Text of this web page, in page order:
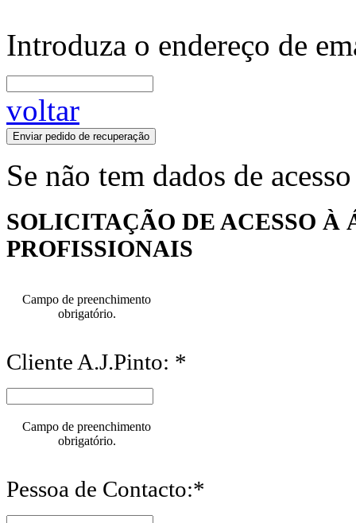
Introduza o endereço de
voltar
Enviar pedido de recuperação
Se não tem dados de
SOLICITAÇÃO DE ACESSO À
PROFISSIONAIS
Campo de preenchimento
obrigatório.
Cliente A.J.Pinto: *
Campo de preenchimento
obrigatório.
Pessoa de Contacto:*